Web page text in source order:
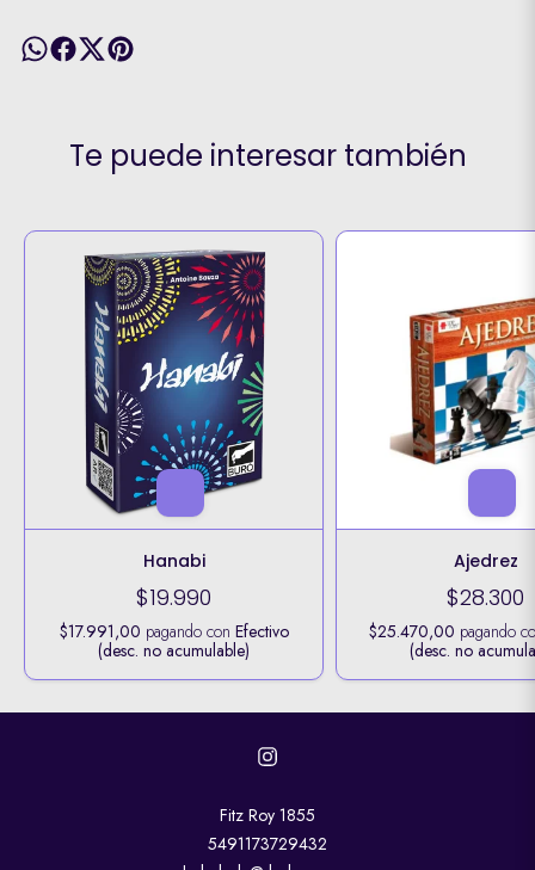
Te puede interesar también
Hanabi
$19.990
$17.991,00 pagando con Efectivo
(desc. no acumulable)
Ajedrez
$28.300
$25.470,00 pagando
(desc. no
Fitz Roy 1855
5491173729432